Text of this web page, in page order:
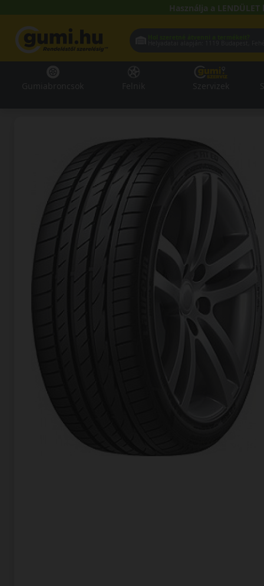
Használja a